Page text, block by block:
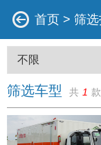
首页 > 筛
筛选车型 共 1